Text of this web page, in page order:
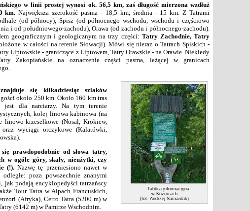
w linii prostej wynosi ok. 56,5 km, zaś długość mierzona wzdłuż
km. Największa szerokość pasma - 18,5 km, średnia - 15 km. Z Tatrami
(od północy), Spisz (od północnego wschodu, wschodu i częściowo
i od południowego-zachodu), Orawa (od zachodu i północnego-zachodu).
geograficznym i geologicznym na trzy części: Tatry Zachodnie, Tatry
w całości na terenie Słowacji). Mówi się nieraz o Tatrach Spiskich -
Liptowskie - graniczące z Liptowem, Tatry Orawskie - na Orawie. Niekiedy
Zakopiańskie na oznaczenie części pasma, leżącej w granicach
Tablica informacyjna
w Kuźnicach
(fot. Andrzej Samardak)
się kilkadziesiąt szlaków
około 250 km. Około 160 km tras
jest dla narciarzy. Na tym terenie
kolej linowa kabinowa (na
krzesełkowe (Nosal, Krokiew,
oraz wyciągi orczykowe (Kalatówki,
prawdopodobnie od słowa tatry,
w ogóle góry, skały, nieużytki, czy
(!).Nazwę tę przeniesiono nawet w
poza powszechnie znanymi
jak podają encyklopedyści tatrzańscy
Tour Tatra w Alpach Francuskich,
(Afryka), Cerro Tatra (5200 m) w
(6142 m) w Pamirze Wschodnim.